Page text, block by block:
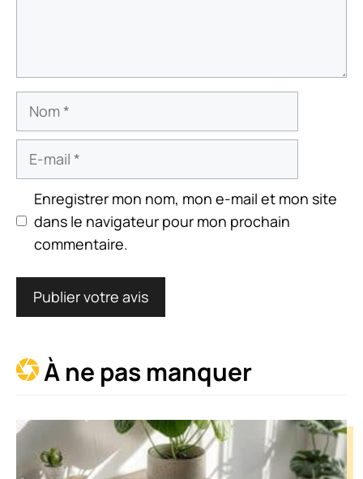
Nom
Enregistrer mon nom, mon e-mail et mon site
dans le navigateur pour mon prochain
commentaire.
À ne pas manquer